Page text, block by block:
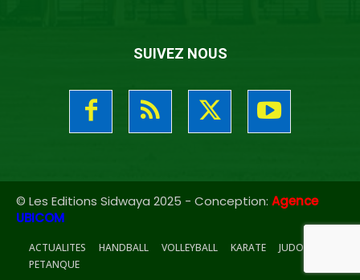
SUIVEZ NOUS
© Les Editions Sidwaya 2025 - Conception: Agence
UBICOM
ACTUALITES HANDBALL VOLLEYBALL KARATE
JUDO
PETANQUE